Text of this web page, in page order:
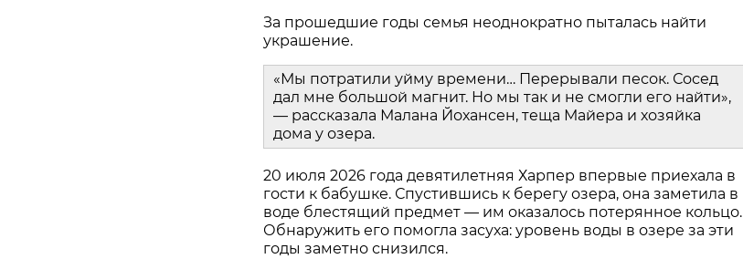
За прошедшие годы семья неоднократно пыталась найти
украшение.
«Мы потратили уйму времени… Перерывали песок. Сосед
дал мне большой магнит. Но мы так и не смогли его найти»,
— рассказала Малана Йохансен, теща Майера и хозяйка
дома у озера.
20 июля 2026 года девятилетняя Харпер впервые приехала в
гости к бабушке. Спустившись к берегу озера, она заметила в
воде блестящий предмет — им оказалось потерянное кольцо.
Обнаружить его помогла засуха: уровень воды в озере за эти
годы заметно снизился.